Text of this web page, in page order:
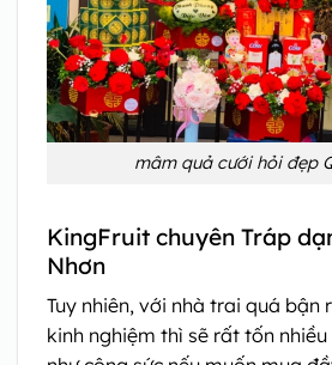
mâm quả cưới hỏi đẹp
KingFruit chuyên Tráp
Nhơn
Tuy nhiên, với nhà trai quá bận
kinh nghiệm thì sẽ rất tốn